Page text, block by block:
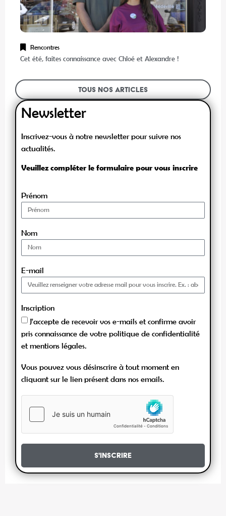
Rencontres
Cet été, faites connaissance avec Chloé et Alexandre !
Tous nos articles
Newsletter
Inscrivez-vous à notre newsletter pour suivre nos
actualités.
Veuillez compléter le formulaire pour vous inscrire
Prénom
Nom
E-mail
Inscription
J'accepte de recevoir vos e-mails et confirme avoir
pris connaissance de votre politique de confidentialité
et mentions légales.
Vous pouvez vous désinscrire à tout moment en
cliquant sur le lien présent dans nos emails.
S'inscrire